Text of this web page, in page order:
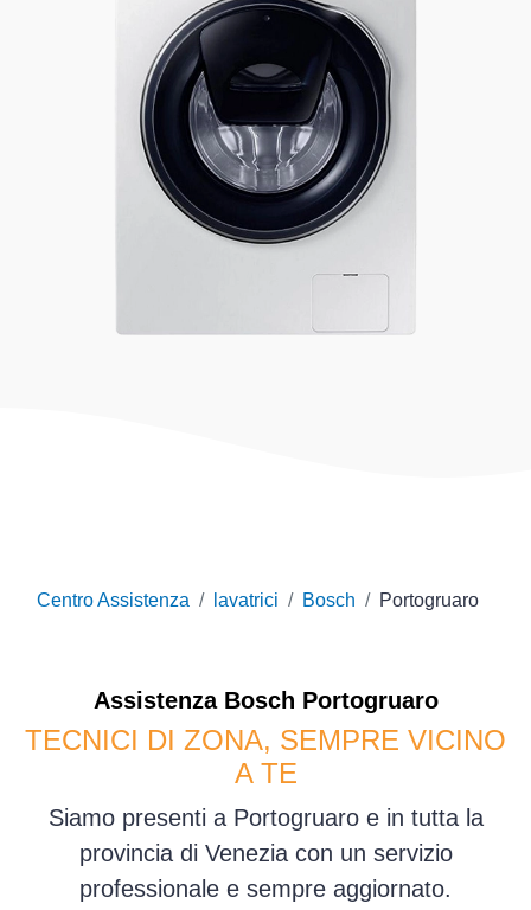
Centro Assistenza lavatrici Bosch Portogruaro
Assistenza Bosch Portogruaro
TECNICI DI ZONA, SEMPRE VICINO
A TE
Siamo presenti a Portogruaro e in tutta la
provincia di Venezia con un servizio
professionale e sempre aggiornato.